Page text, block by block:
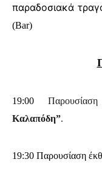
παραδοσιακά
(Bar)
19:00
Καλαπόδη”.
19:30 Παρουσίαση